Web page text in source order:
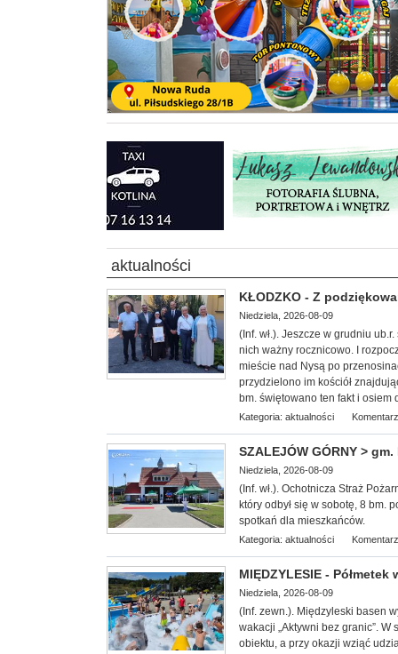
aktualności
KŁODZKO - Z
Niedziela, 2026-08-09
(Inf. wł.). Jeszcze w grudniu
nich ważny rocznicowo. I
mieście nad Nysą po
przydzielono im kościół
bm. świętowano ten fakt i osiem
Kategoria: aktualności
SZALEJÓW GÓRNY >
Niedziela, 2026-08-09
(Inf. wł.). Ochotnicza Straż
który odbył się w sobotę, 8 bm.
spotkań dla mieszkańców.
Kategoria: aktualności
MIĘDZYLESIE -
Niedziela, 2026-08-09
(Inf. zewn.). Międzyleski basen
wakacji „Aktywni bez granic”.
obiektu, a przy okazji wziąć